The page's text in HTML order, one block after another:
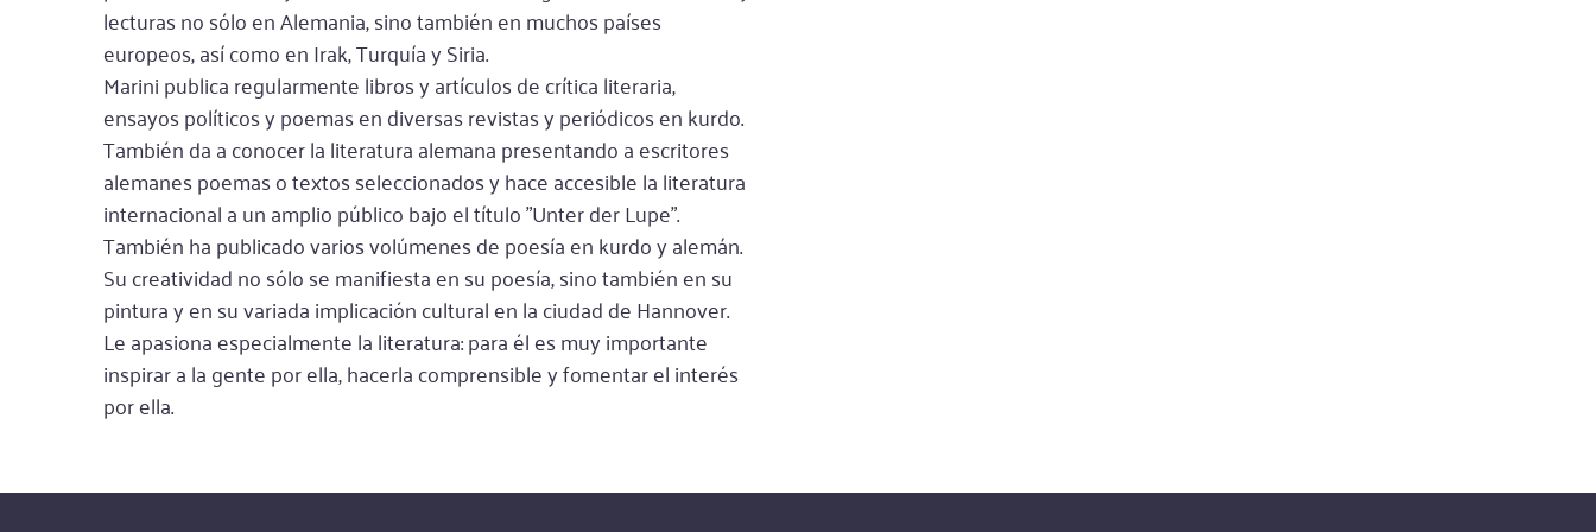
lecturas no sólo en Alemania, sino también en muchos países
europeos, así como en Irak, Turquía y Siria.
Marini publica regularmente libros y artículos de crítica literaria,
ensayos políticos y poemas en diversas revistas y periódicos en kurdo.
También da a conocer la literatura alemana presentando a escritores
alemanes poemas o textos seleccionados y hace accesible la literatura
internacional a un amplio público bajo el título "Unter der Lupe".
También ha publicado varios volúmenes de poesía en kurdo y alemán.
Su creatividad no sólo se manifiesta en su poesía, sino también en su
pintura y en su variada implicación cultural en la ciudad de Hannover.
Le apasiona especialmente la literatura: para él es muy importante
inspirar a la gente por ella, hacerla comprensible y fomentar el interés
por ella.